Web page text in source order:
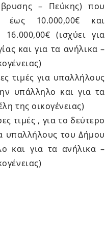
– Πεύκης) που
έως 10.000,00€ και
(ισχύει για
και για τα ανήλικα –
τιμές για υπαλλήλους
υπάλληλο και για τα
της οικογένειας)
τιμές , για το δεύτερο
υπαλλήλους του Δήμου
και για τα ανήλικα –